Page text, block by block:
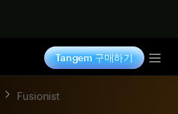
Tangem 구매하기
Fusionist